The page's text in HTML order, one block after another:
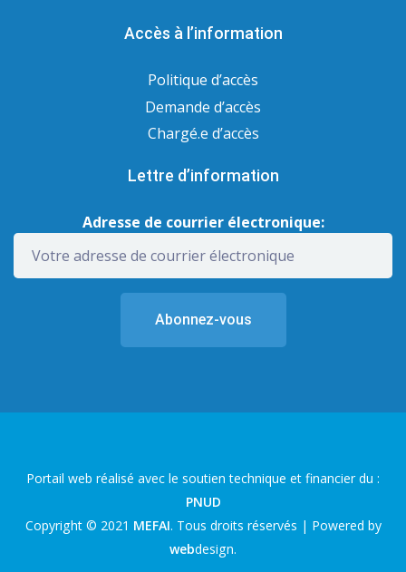
Accès à l’information
Politique d’accès
Demande d’accès
Chargé.e d’accès
Lettre d’information
Adresse de courrier électronique:
Portail web réalisé avec le soutien technique et financier du :
PNUD
Copyright © 2021 MEFAI. Tous droits réservés | Powered by
webdesign.